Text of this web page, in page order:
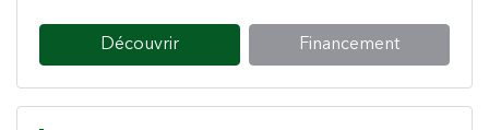
Découvrir Financement